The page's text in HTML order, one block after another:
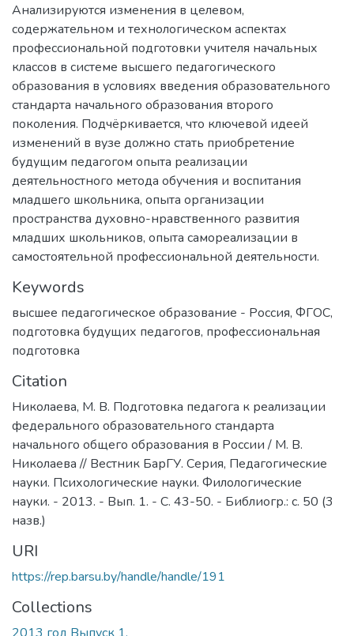
Анализируются изменения в целевом,
содержательном и технологическом аспектах
профессиональной подготовки учителя начальных
классов в системе высшего педагогического
образования в условиях введения образовательного
стандарта начального образования второго
поколения. Подчёркивается, что ключевой идеей
изменений в вузе должно стать приобретение
будущим педагогом опыта реализации
деятельностного метода обучения и воспитания
младшего школьника, опыта организации
пространства духовно-нравственного развития
младших школьников, опыта самореализации в
самостоятельной профессиональной деятельности.
Keywords
высшее педагогическое образование - Россия, ФГОС,
подготовка будущих педагогов, профессиональная
подготовка
Citation
Николаева, М. В. Подготовка педагога к реализации
федерального образовательного стандарта
начального общего образования в России / М. В.
Николаева // Вестник БарГУ. Серия, Педагогические
науки. Психологические науки. Филологические
науки. - 2013. - Вып. 1. - С. 43-50. - Библиогр.: с. 50 (3
назв.)
URI
https://rep.barsu.by/handle/handle/191
Collections